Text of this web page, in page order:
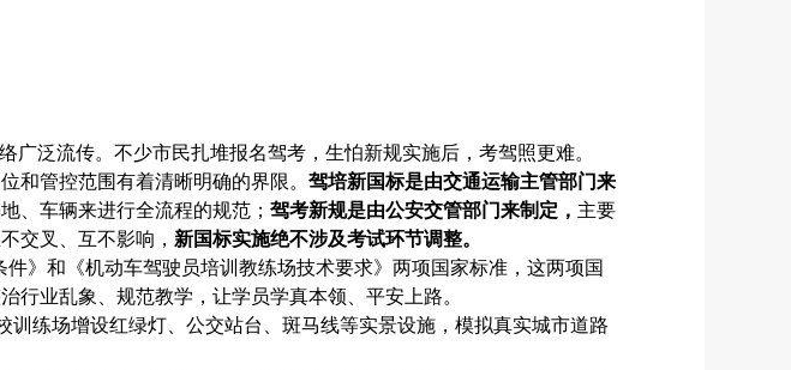
泛流传。不少市民扎堆报名驾考，生怕新规实施后，考驾照更难。
和管控范围有着清晰明确的界限。 驾培新国标是由交通运输主管部门来
、车辆来进行全流程的规范； 驾考新规是由公安交管部门来制定， 主要
交叉、互不影响， 新国标实施绝不涉及考试环节调整。
》和《机动车驾驶员培训教练场技术要求》两项国家标准，这两项国
行业乱象、规范教学，让学员学真本领、平安上路。
练场增设红绿灯、公交站台、斑马线等实景设施，模拟真实城市道路